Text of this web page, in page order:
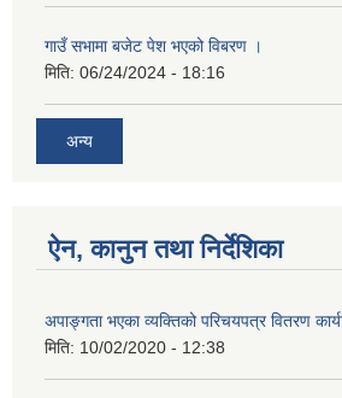
गाउँ सभामा बजेट पेश भएको विबरण ।
मिति: 06/24/2024 - 18:16
अन्य
ऐन, कानुन तथा निर्देशिका
अपाङ्गता भएका व्यक्तिको परिचयपत्र वितरण
मिति: 10/02/2020 - 12:38